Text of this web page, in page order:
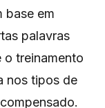
base em
palavras
treinamento
nos tipos de